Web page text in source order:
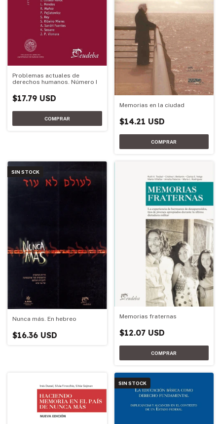
Problemas actuales de
derechos humanos. Número I
$17.79 USD
Memorias en la ciudad
$14.21 USD
SIN STOCK
Nunca más. En hebreo
$16.36 USD
Memorias fraternas
$12.07 USD
SIN STOCK